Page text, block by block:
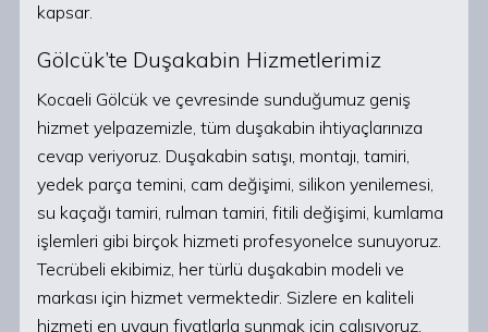
kapsar.
Gölcük’te Duşakabin Hizmetlerimiz
Kocaeli Gölcük ve çevresinde sunduğumuz geniş
hizmet yelpazemizle, tüm duşakabin ihtiyaçlarınıza
cevap veriyoruz. Duşakabin satışı, montajı, tamiri,
yedek parça temini, cam değişimi, silikon yenilemesi,
su kaçağı tamiri, rulman tamiri, fitili değişimi, kumlama
işlemleri gibi birçok hizmeti profesyonelce sunuyoruz.
Tecrübeli ekibimiz, her türlü duşakabin modeli ve
markası için hizmet vermektedir. Sizlere en kaliteli
hizmeti en uygun fiyatlarla sunmak için çalışıyoruz.